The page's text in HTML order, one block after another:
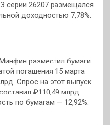
серии 26207 размещался
доходностью 7,78%.
разместил бумаги
погашения 15 марта
Спрос на этот выпуск
₽110,49 млрд.
по бумагам — 12,92%.